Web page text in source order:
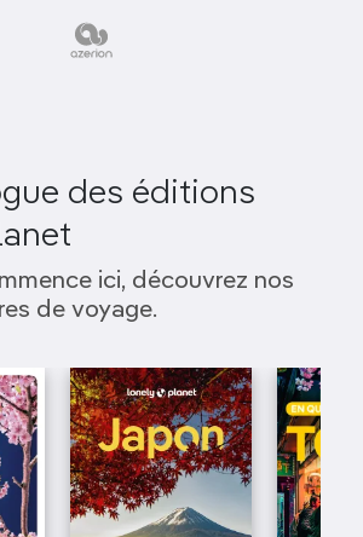
des éditions
ici, découvrez nos
de voyage.